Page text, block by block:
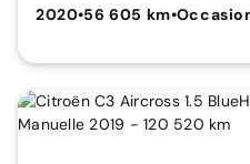
2020•56 605 km•